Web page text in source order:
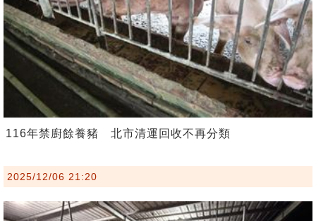
116年禁廚餘養豬 北市清運回收不再分類
2025/12/06 21:20